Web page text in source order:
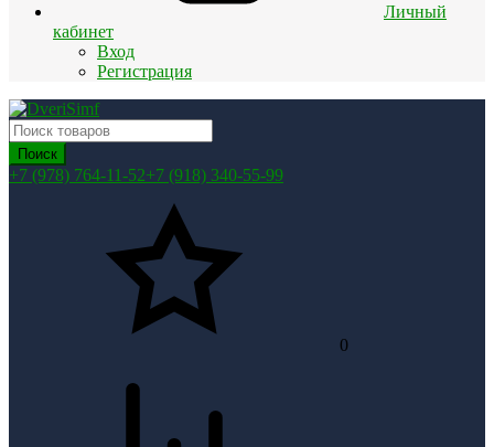
Личный
кабинет
Вход
Регистрация
Поиск
+7 (978) 764-11-52+7 (918) 340-55-99
0